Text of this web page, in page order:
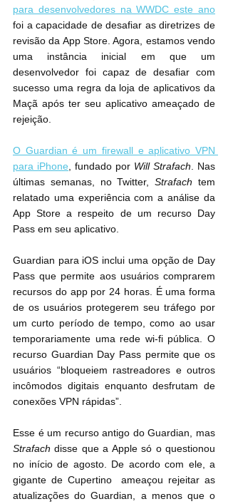
para desenvolvedores na WWDC este ano
foi a capacidade de desafiar as diretrizes de
revisão da App Store. Agora, estamos vendo
uma instância inicial em que um
desenvolvedor foi capaz de desafiar com
sucesso uma regra da loja de aplicativos da
Maçã após ter seu aplicativo ameaçado de
rejeição.
O Guardian é um firewall e aplicativo VPN
para iPhone , fundado por Will Strafach . Nas
últimas semanas, no Twitter, Strafach tem
relatado uma experiência com a análise da
App Store a respeito de um recurso Day
Pass em seu aplicativo.
Guardian para iOS inclui uma opção de Day
Pass que permite aos usuários comprarem
recursos do app por 24 horas. É uma forma
de os usuários protegerem seu tráfego por
um curto período de tempo, como ao usar
temporariamente uma rede wi-fi pública. O
recurso Guardian Day Pass permite que os
usuários “bloqueiem rastreadores e outros
incômodos digitais enquanto desfrutam de
conexões VPN rápidas”.
Strafach disse que a Apple só o questionou
no início de agosto. De acordo com ele, a
gigante de Cupertino  ameaçou rejeitar as
atualizações do Guardian, a menos que o